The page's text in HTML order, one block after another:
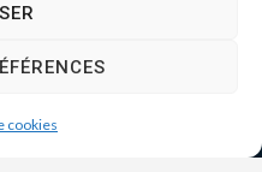
cookies